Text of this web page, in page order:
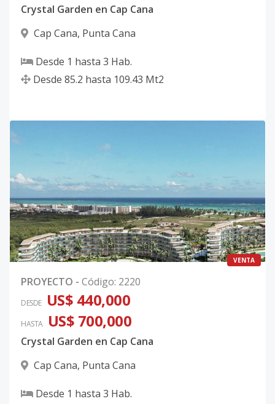
Crystal Garden en Cap Cana
Cap Cana, Punta Cana
Desde 1 hasta 3 Hab.
Desde 85.2 hasta 109.43 Mt2
VENTA
PROYECTO - Código: 2220
DESDE US$ 440,000
HASTA US$ 700,000
Crystal Garden en Cap Cana
Cap Cana, Punta Cana
Desde 1 hasta 3 Hab.